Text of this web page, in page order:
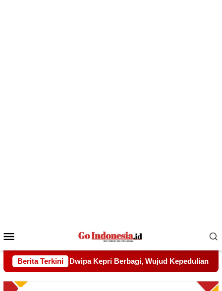
Mobile
Berita Terkini
Kepedulian kepada Pondok Tahfidz Yatim dan Dhuafa